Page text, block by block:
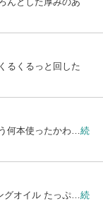
るくるっと回した
何本使ったかわ… 続
グオイル たっぷ… 続